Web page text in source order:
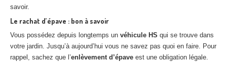
savoir.
Le rachat d’épave : bon à savoir
Vous possédez depuis longtemps un véhicule HS qui se trouve dans
votre jardin. Jusqu’à aujourd’hui vous ne savez pas quoi en faire. Pour
rappel, sachez que l’enlèvement d’épave est une obligation légale.